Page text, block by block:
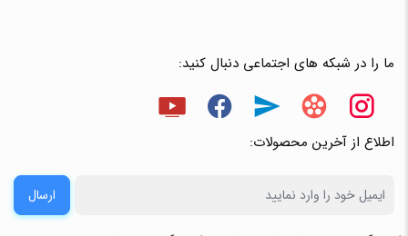
ما را در شبکه های اجتماعی دنبال کنید:
اطلاع از آخرین محصولات:
ارسال